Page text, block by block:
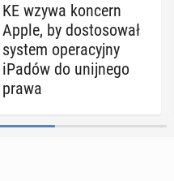
KE wzywa koncern
Apple, by do­sto­so­wał
system ope­ra­cyj­ny
iPadów do unij­ne­go
prawa